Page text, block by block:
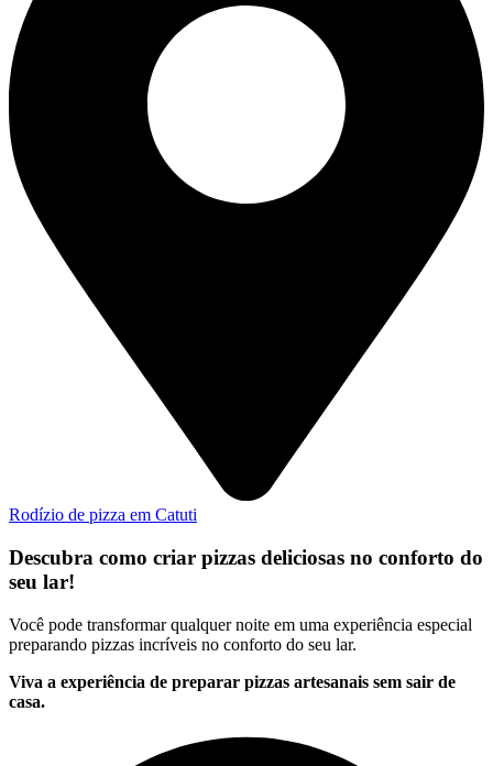
Rodízio de pizza em Catuti
Descubra como criar pizzas deliciosas no conforto do
seu lar!
Você pode transformar qualquer noite em uma experiência especial
preparando pizzas incríveis no conforto do seu lar.
Viva a experiência de preparar pizzas artesanais sem sair de
casa.